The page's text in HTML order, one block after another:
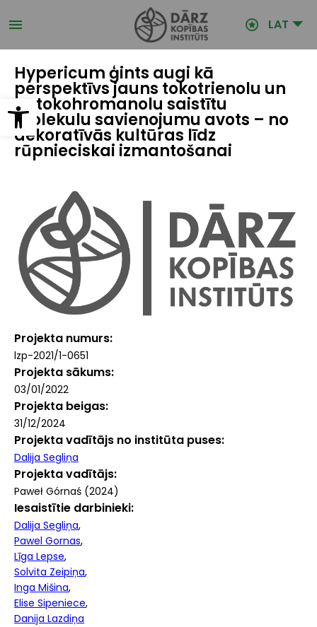
Open toolbar
uz
galveno LAT
Hypericum ģints augi kā
perspektīvs jauns tokotrienolu un
ar tokohromanolu saistītu
molekulu savienojumu avots – no
dekoratīvās kultūras līdz
rūpnieciskai izmantošanai
Projekta numurs
lzp-2021/1-0651
Projekta sākums
03/01/2022
Projekta beigas
31/12/2024
Projekta vadītājs no institūta puses
Dalija Segliņa
Projekta vadītājs
Paweł Górnaś (2024)
Iesaistītie darbinieki
Dalija Segliņa
Pawel Gornas
Līga Lepse
Solvita Zeipiņa
Inga Mišina
Elise Sipeniece
Danija Lazdiņa